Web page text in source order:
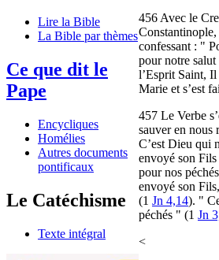
Lire la Bible
La Bible par thèmes
Ce que dit le
Pape
Encycliques
Homélies
Autres documents
pontificaux
Le Catéchisme
Texte intégral
456 Avec le
confessant : "
pour notre
l’Esprit Saint,
Marie et s’est
457 Le Verbe
sauver en nous
C’est Dieu qui
envoyé son
pour nos
envoyé son
(1 Jn 4,14). "
péchés " (1 Jn
<